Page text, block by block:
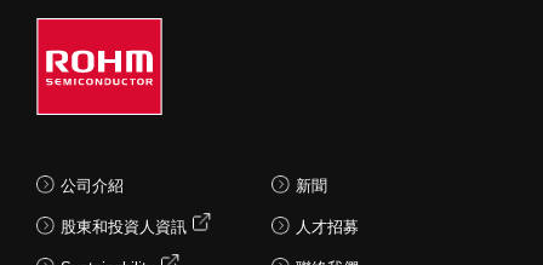
公司介紹
股東和投資人資訊
新聞
人才招募